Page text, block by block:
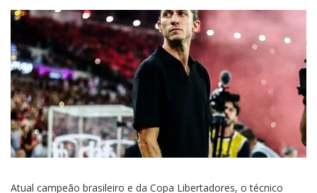
Atual campeão brasileiro e da Copa Libertadores, o técnico